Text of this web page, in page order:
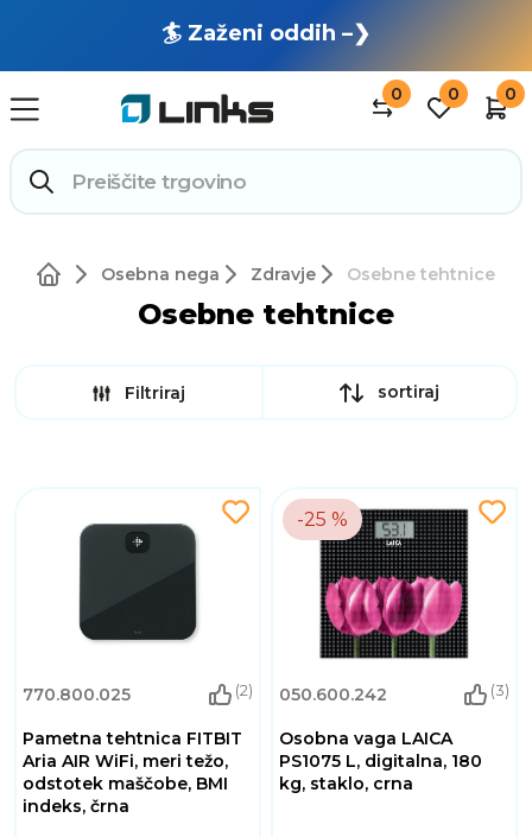
🏄 Zaženi oddih –❯
0 0 0
Osebna nega Zdravje Osebne tehtnice
Osebne tehtnice
Filtriraj sortiraj
770.800.025 (2)
Pametna tehtnica FITBIT
Aria AIR WiFi, meri težo,
odstotek maščobe, BMI
indeks, črna
-25 %
050.600.242 (3)
Osobna vaga LAICA
PS1075 L, digitalna, 180
kg, staklo, crna